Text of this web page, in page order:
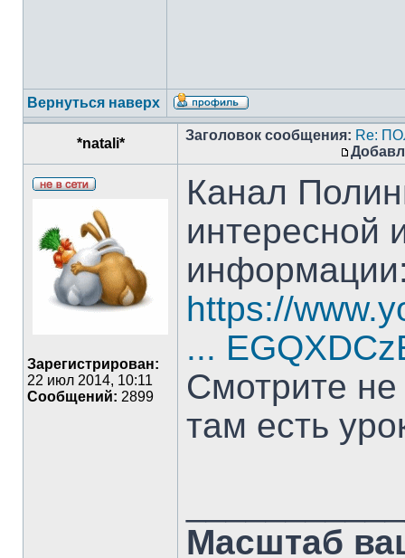
Вернуться наверх
*natali*
Заголовок сообщения: Re:
Зарегистрирован:
22 июл 2014, 10:11
Сообщений: 2899
Канал
интересной
https://
...
Смотрите не
там есть
Масштаб